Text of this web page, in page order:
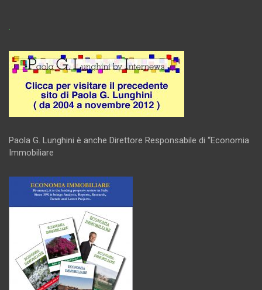
.
Paola G. Lunghini è anche Direttore Responsabile di “Economia
Immobiliare